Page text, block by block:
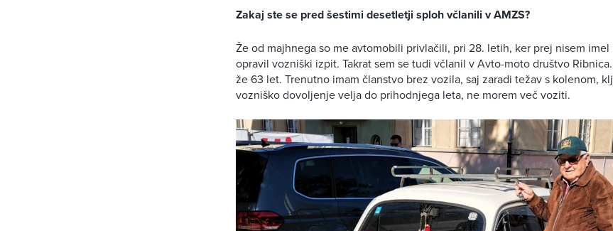
Zakaj ste se pred šestimi desetletji sploh včlanili v AMZS?
Že od majhnega so me avtomobili privlačili, pri 28. letih, ker prej nisem imel
opravil vozniški izpit. Takrat sem se tudi včlanil v Avto-moto društvo
že 63 let. Trenutno imam članstvo brez vozila, saj zaradi težav s kolenom,
vozniško dovoljenje velja do prihodnjega leta, ne morem več voziti.